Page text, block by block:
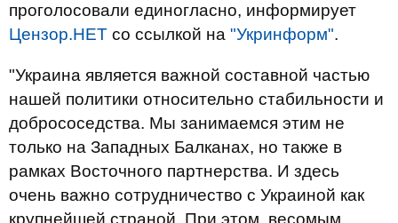
проголосовали единогласно, информирует
Цензор.НЕТ со ссылкой на "Укринформ".
"Украина является важной составной частью
нашей политики относительно стабильности и
добрососедства. Мы занимаемся этим не
только на Западных Балканах, но также в
рамках Восточного партнерства. И здесь
очень важно сотрудничество с Украиной как
крупнейшей страной. При этом, весомым